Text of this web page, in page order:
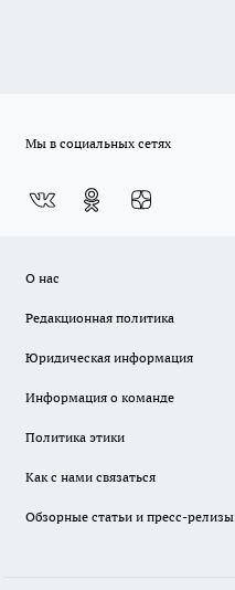
Мы в социальных сетях
О нас
Редакционная политика
Юридическая информация
Информация о команде
Политика этики
Как с нами связаться
Обзорные статьи и пресс-релизы